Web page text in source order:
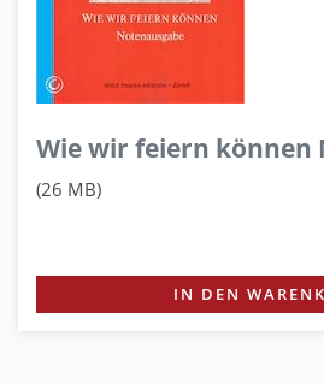
Wie wir feiern können
(26 MB)
IN DEN